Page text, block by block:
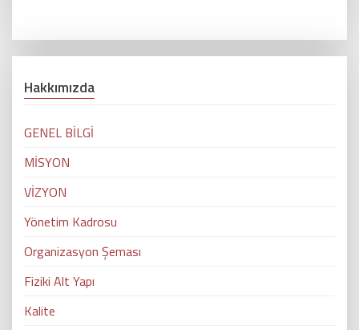
Hakkımızda
GENEL BİLGİ
MİSYON
VİZYON
Yönetim Kadrosu
Organizasyon Şeması
Fiziki Alt Yapı
Kalite